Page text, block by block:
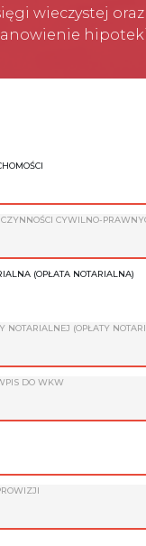
wieczystej oraz
CZYNNOŚCI CYWILNO-
(OPŁATA NOTARIALNA)
NOTARIALNEJ (OPŁATY
DO WKW